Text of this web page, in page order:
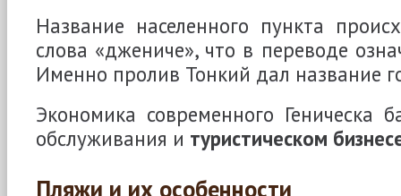
Название населенного пункта
слова «джениче», что в переводе
Именно пролив Тонкий дал название
Экономика современного Геническа
обслуживания и туристическом
Пляжи и их особенности